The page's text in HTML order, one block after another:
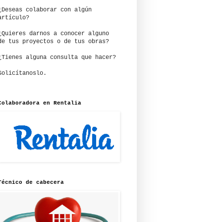
colaborar con algún
darnos a conocer alguno
tus proyectos o de tus obras?
alguna consulta que hacer?
en Rentalia
de cabecera